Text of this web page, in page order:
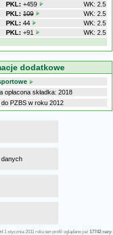
PKL: +459
WK: 2.5
PKL: 109
WK: 2.5
PKL: 44
WK: 2.5
PKL: +91 WK: 2.5
dodatkowe
opłacona składka: 2018
do PZBS w roku 2012
danych
1 stycznia 2011 roku ten profil oglądano już 17742 razy.